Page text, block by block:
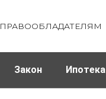
ПРАВООБЛАДАТЕЛЯМ
Закон Ипотека